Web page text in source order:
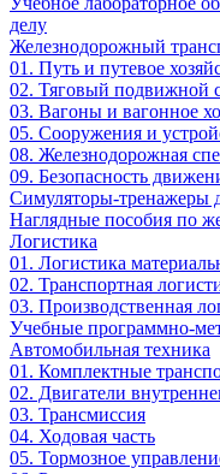
делу
Железнодорожный
01. Путь и путевое
02. Тяговый подвижной
03. Вагоны и вагонное
05. Сооружения и
08. Железнодорожная
09. Безопасность
Симуляторы-тренажеры
Наглядные пособия по
Логистика
01. Логистика
02. Транспортная
03. Производственная
Учебные программно-
Автомобильная техника
01. Комплектные
02. Двигатели
03. Трансмиссия
04. Ходовая часть
05. Тормозное